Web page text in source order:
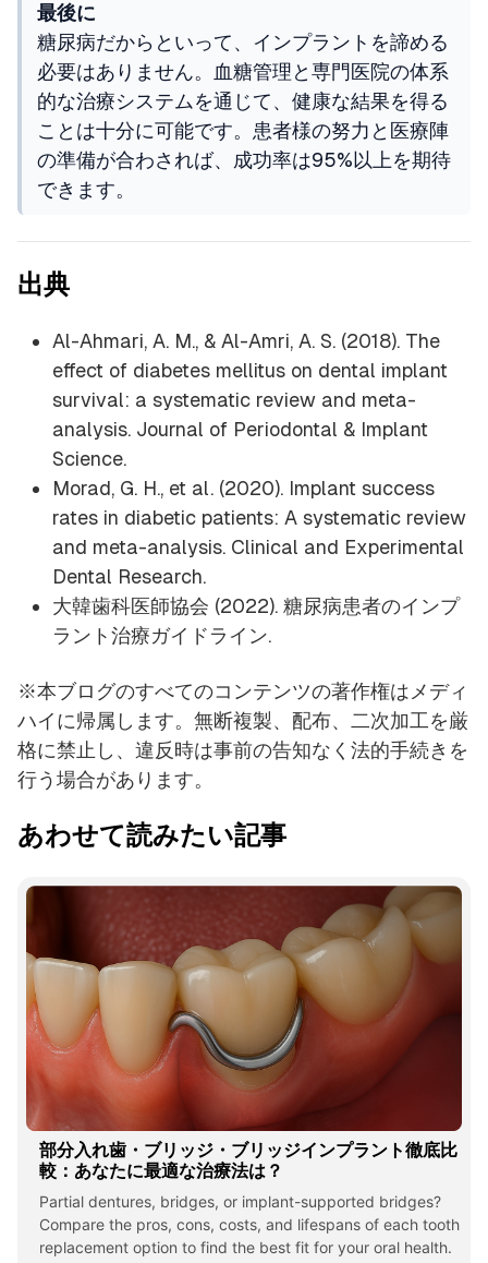
最後に
糖尿病だからといって、インプラントを諦める
必要はありません。血糖管理と専門医院の体系
的な治療システムを通じて、健康な結果を得る
ことは十分に可能です。患者様の努力と医療陣
の準備が合わされば、成功率は95%以上を期待
できます。
出典
Al-Ahmari, A. M., & Al-Amri, A. S. (2018). The
effect of diabetes mellitus on dental implant
survival: a systematic review and meta-
analysis. Journal of Periodontal & Implant
Science.
Morad, G. H., et al. (2020). Implant success
rates in diabetic patients: A systematic review
and meta-analysis. Clinical and Experimental
Dental Research.
大韓歯科医師協会 (2022). 糖尿病患者のインプ
ラント治療ガイドライン.
※本ブログのすべてのコンテンツの著作権はメディ
ハイに帰属します。無断複製、配布、二次加工を厳
格に禁止し、違反時は事前の告知なく法的手続きを
行う場合があります。
あわせて読みたい記事
部分入れ歯・ブリッジ・ブリッジインプラント徹底比
較：あなたに最適な治療法は？
Partial dentures, bridges, or implant-supported bridges?
Compare the pros, cons, costs, and lifespans of each tooth
replacement option to find the best fit for your oral health.